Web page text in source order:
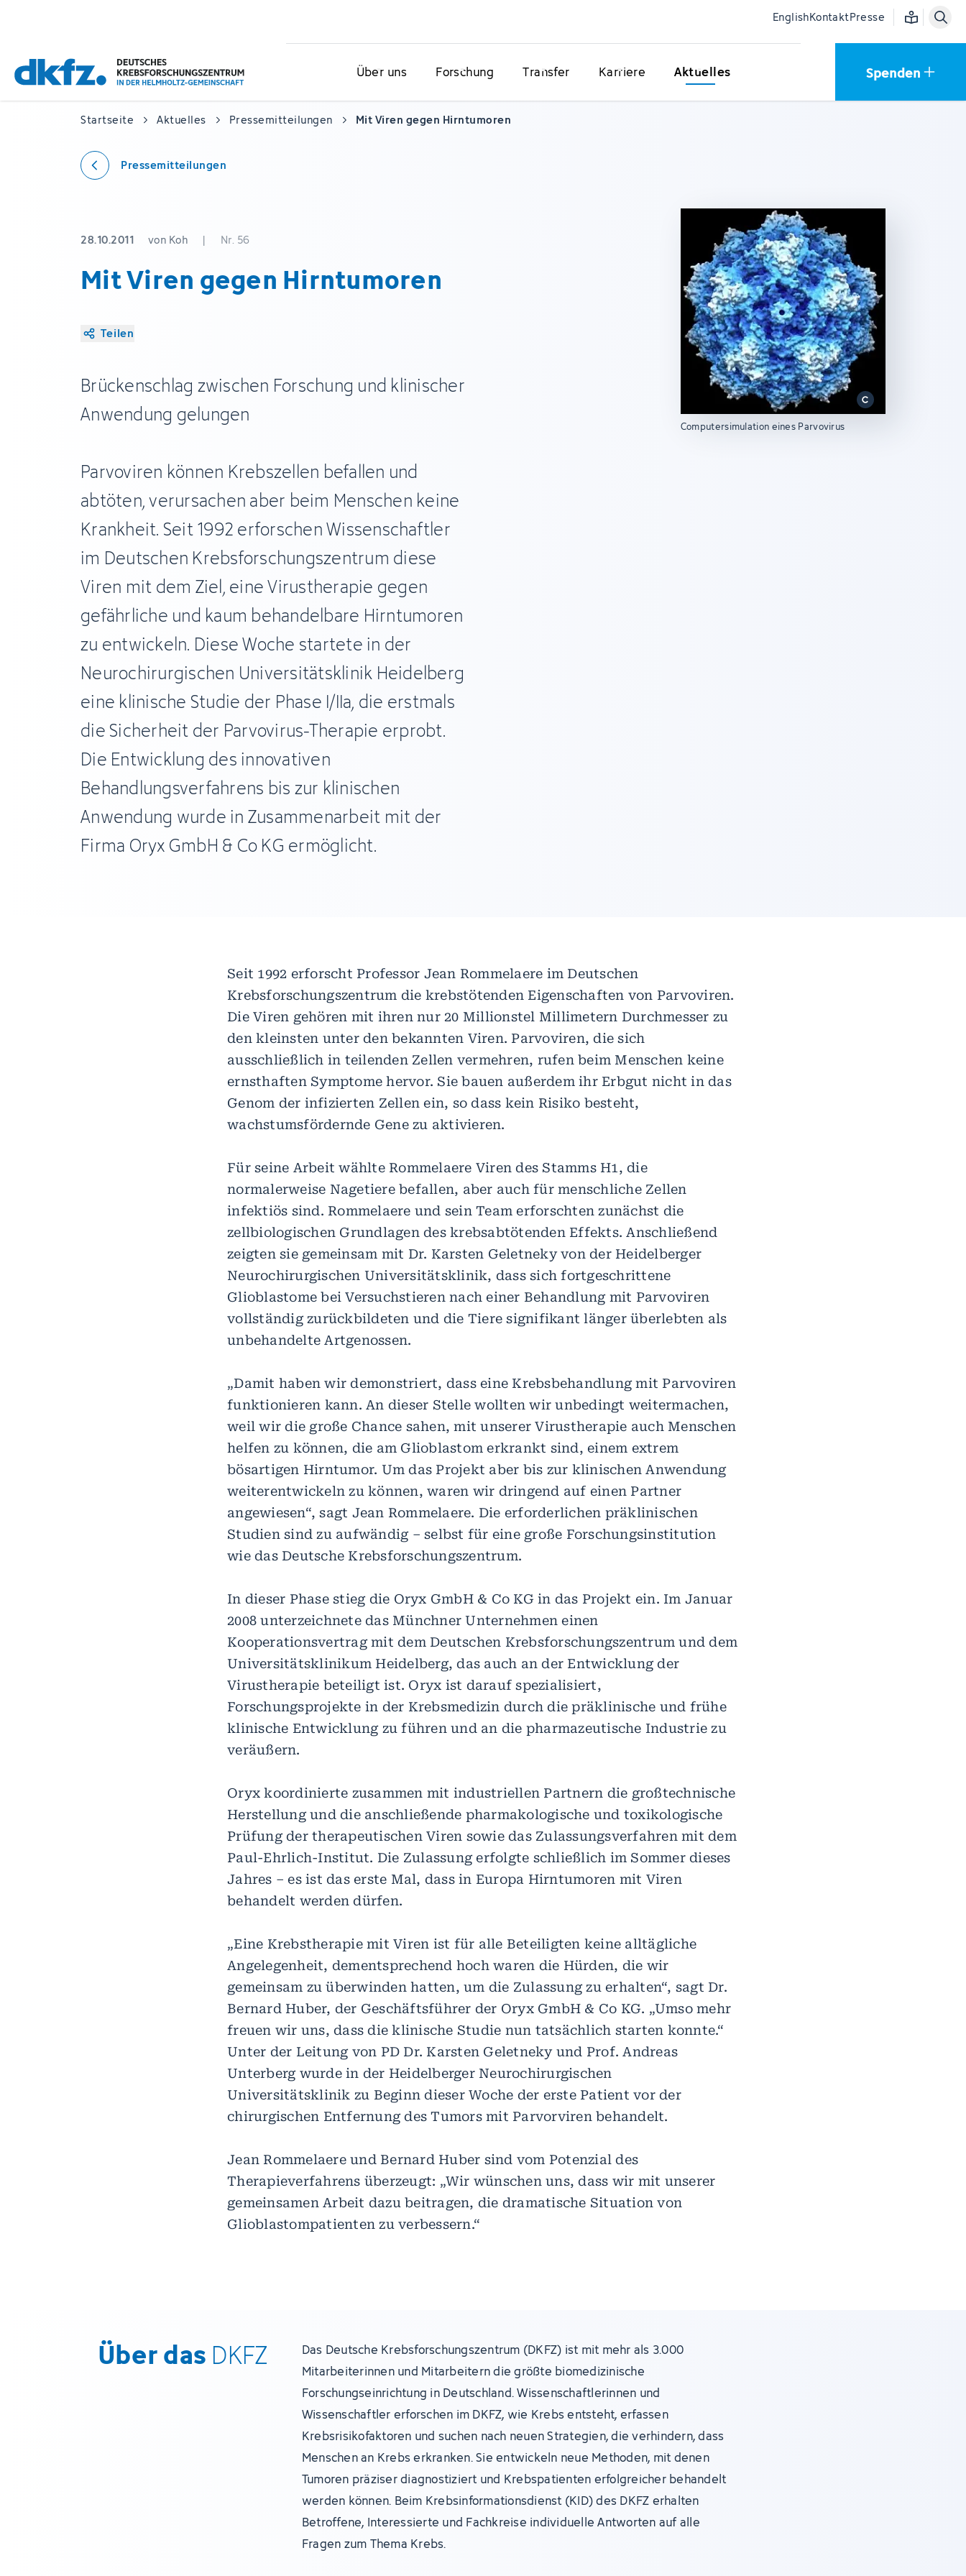
EnglishKontaktPresse Einfache
Über uns Forschung Transfer Karriere Aktuelles Spenden
Startseite Aktuelles Pressemitteilungen Mit Viren gegen Hirntumoren
Pressemitteilungen
28.10.2011 von Koh | Nr. 56
Mit Viren gegen Hirntumoren
Teilen
Brückenschlag zwischen Forschung und klinischer
Anwendung gelungen
Parvoviren können Krebszellen befallen und
abtöten, verursachen aber beim Menschen keine
Krankheit. Seit 1992 erforschen Wissenschaftler
im Deutschen Krebsforschungszentrum diese
Viren mit dem Ziel, eine Virustherapie gegen
gefährliche und kaum behandelbare Hirntumoren
zu entwickeln. Diese Woche startete in der
Neurochirurgischen Universitätsklinik Heidelberg
eine klinische Studie der Phase I/IIa, die erstmals
die Sicherheit der Parvovirus-Therapie erprobt.
Die Entwicklung des innovativen
Behandlungsverfahrens bis zur klinischen
Anwendung wurde in Zusammenarbeit mit der
Firma Oryx GmbH & Co KG ermöglicht.
Computersimulation eines Parvovirus
Seit 1992 erforscht Professor Jean Rommelaere im Deutschen
Krebsforschungszentrum die krebstötenden Eigenschaften von Parvoviren.
Die Viren gehören mit ihren nur 20 Millionstel Millimetern Durchmesser zu
den kleinsten unter den bekannten Viren. Parvoviren, die sich
ausschließlich in teilenden Zellen vermehren, rufen beim Menschen keine
ernsthaften Symptome hervor. Sie bauen außerdem ihr Erbgut nicht in das
Genom der infizierten Zellen ein, so dass kein Risiko besteht,
wachstumsfördernde Gene zu aktivieren.
Für seine Arbeit wählte Rommelaere Viren des Stamms H1, die
normalerweise Nagetiere befallen, aber auch für menschliche Zellen
infektiös sind. Rommelaere und sein Team erforschten zunächst die
zellbiologischen Grundlagen des krebsabtötenden Effekts. Anschließend
zeigten sie gemeinsam mit Dr. Karsten Geletneky von der Heidelberger
Neurochirurgischen Universitätsklinik, dass sich fortgeschrittene
Glioblastome bei Versuchstieren nach einer Behandlung mit Parvoviren
vollständig zurückbildeten und die Tiere signifikant länger überlebten als
unbehandelte Artgenossen.
„Damit haben wir demonstriert, dass eine Krebsbehandlung mit Parvoviren
funktionieren kann. An dieser Stelle wollten wir unbedingt weitermachen,
weil wir die große Chance sahen, mit unserer Virustherapie auch Menschen
helfen zu können, die am Glioblastom erkrankt sind, einem extrem
bösartigen Hirntumor. Um das Projekt aber bis zur klinischen Anwendung
weiterentwickeln zu können, waren wir dringend auf einen Partner
angewiesen“, sagt Jean Rommelaere. Die erforderlichen präklinischen
Studien sind zu aufwändig – selbst für eine große Forschungsinstitution
wie das Deutsche Krebsforschungszentrum.
In dieser Phase stieg die Oryx GmbH & Co KG in das Projekt ein. Im Januar
2008 unterzeichnete das Münchner Unternehmen einen
Kooperationsvertrag mit dem Deutschen Krebsforschungszentrum und dem
Universitätsklinikum Heidelberg, das auch an der Entwicklung der
Virustherapie beteiligt ist. Oryx ist darauf spezialisiert,
Forschungsprojekte in der Krebsmedizin durch die präklinische und frühe
klinische Entwicklung zu führen und an die pharmazeutische Industrie zu
veräußern.
Oryx koordinierte zusammen mit industriellen Partnern die großtechnische
Herstellung und die anschließende pharmakologische und toxikologische
Prüfung der therapeutischen Viren sowie das Zulassungsverfahren mit dem
Paul-Ehrlich-Institut. Die Zulassung erfolgte schließlich im Sommer dieses
Jahres – es ist das erste Mal, dass in Europa Hirntumoren mit Viren
behandelt werden dürfen.
„Eine Krebstherapie mit Viren ist für alle Beteiligten keine alltägliche
Angelegenheit, dementsprechend hoch waren die Hürden, die wir
gemeinsam zu überwinden hatten, um die Zulassung zu erhalten“, sagt Dr.
Bernard Huber, der Geschäftsführer der Oryx GmbH & Co KG. „Umso mehr
freuen wir uns, dass die klinische Studie nun tatsächlich starten konnte.“
Unter der Leitung von PD Dr. Karsten Geletneky und Prof. Andreas
Unterberg wurde in der Heidelberger Neurochirurgischen
Universitätsklinik zu Beginn dieser Woche der erste Patient vor der
chirurgischen Entfernung des Tumors mit Parvorviren behandelt.
Jean Rommelaere und Bernard Huber sind vom Potenzial des
Therapieverfahrens überzeugt: „Wir wünschen uns, dass wir mit unserer
gemeinsamen Arbeit dazu beitragen, die dramatische Situation von
Glioblastompatienten zu verbessern.“
Über das DKFZ
Das Deutsche Krebsforschungszentrum (DKFZ) ist mit mehr als 3.000
Mitarbeiterinnen und Mitarbeitern die größte biomedizinische
Forschungseinrichtung in Deutschland. Wissenschaftlerinnen und
Wissenschaftler erforschen im DKFZ, wie Krebs entsteht, erfassen
Krebsrisikofaktoren und suchen nach neuen Strategien, die verhindern, dass
Menschen an Krebs erkranken. Sie entwickeln neue Methoden, mit denen
Tumoren präziser diagnostiziert und Krebspatienten erfolgreicher behandelt
werden können. Beim Krebsinformationsdienst (KID) des DKFZ erhalten
Betroffene, Interessierte und Fachkreise individuelle Antworten auf alle
Fragen zum Thema Krebs.